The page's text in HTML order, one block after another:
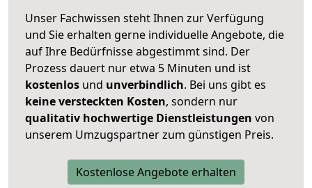
Unser Fachwissen steht Ihnen zur Verfügung
und Sie erhalten gerne individuelle Angebote, die
auf Ihre Bedürfnisse abgestimmt sind. Der
Prozess dauert nur etwa 5 Minuten und ist
kostenlos und unverbindlich. Bei uns gibt es
keine versteckten Kosten, sondern nur
qualitativ hochwertige Dienstleistungen von
unserem Umzugspartner zum günstigen Preis.
Kostenlose Angebote erhalten